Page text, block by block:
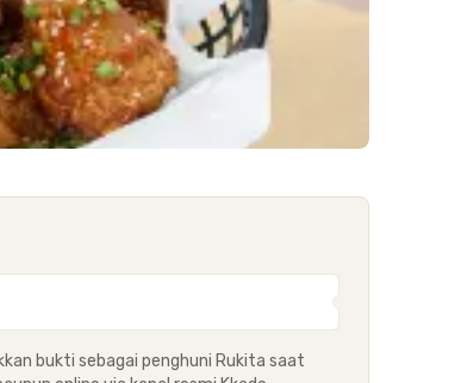
bukti sebagai penghuni Rukita saat